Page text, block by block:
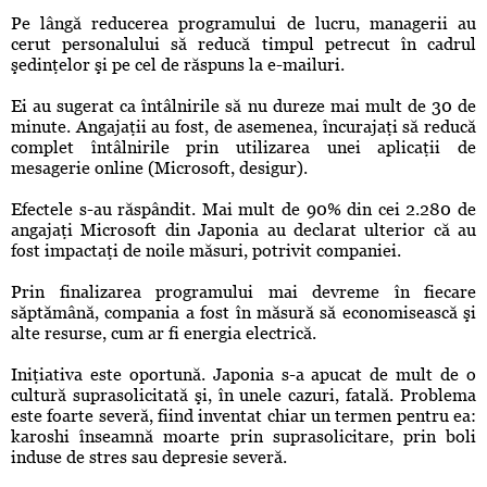
Pe lângă reducerea programului de lucru, managerii au
cerut personalului să reducă timpul petrecut în cadrul
şedinţelor şi pe cel de răspuns la e-mailuri.
Ei au sugerat ca întâlnirile să nu dureze mai mult de 30 de
minute. Angajaţii au fost, de asemenea, încurajaţi să reducă
complet întâlnirile prin utilizarea unei aplicaţii de
mesagerie online (Microsoft, desigur).
Efectele s-au răspândit. Mai mult de 90% din cei 2.280 de
angajaţi Microsoft din Japonia au declarat ulterior că au
fost impactaţi de noile măsuri, potrivit companiei.
Prin finalizarea programului mai devreme în fiecare
săptămână, compania a fost în măsură să economisească şi
alte resurse, cum ar fi energia electrică.
Iniţiativa este oportună. Japonia s-a apucat de mult de o
cultură suprasolicitată şi, în unele cazuri, fatală. Problema
este foarte severă, fiind inventat chiar un termen pentru ea:
karoshi înseamnă moarte prin suprasolicitare, prin boli
induse de stres sau depresie severă.